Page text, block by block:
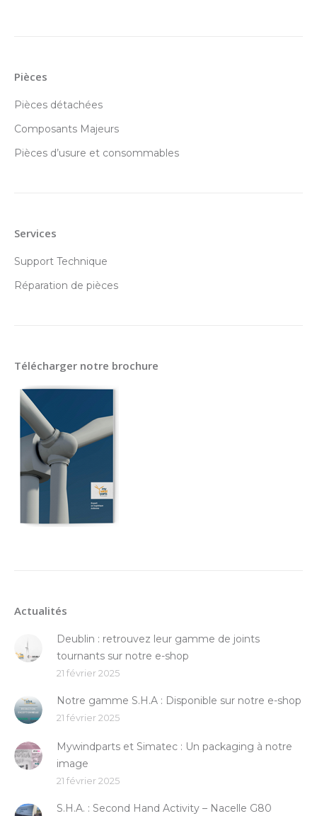
Pièces
Pièces détachées
Composants Majeurs
Pièces d’usure et consommables
Services
Support Technique
Réparation de pièces
Télécharger notre brochure
Actualités
Deublin : retrouvez leur gamme de joints
tournants sur notre e-shop
21 février 2025
Notre gamme S.H.A : Disponible sur notre e-shop
21 février 2025
Mywindparts et Simatec : Un packaging à notre
image
21 février 2025
S.H.A. : Second Hand Activity – Nacelle G80